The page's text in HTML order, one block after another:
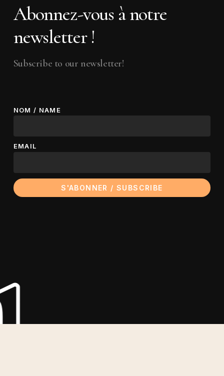
Abonnez-vous à notre
newsletter !
Subscribe to our newsletter!
NOM / NAME
EMAIL